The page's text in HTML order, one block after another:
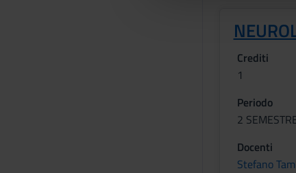
Crediti
1
Periodo
2
Docenti
Stefano